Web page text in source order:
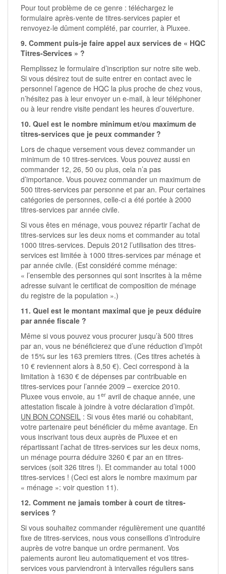
Pour tout problème de ce genre : téléchargez le
formulaire après-vente de titres-services papier et
renvoyez-le dûment complété, par courrier, à Pluxee.
9. Comment puis-je faire appel aux services de « HQC
Titres-Services » ?
Remplissez le formulaire d’inscription sur notre site web.
Si vous désirez tout de suite entrer en contact avec le
personnel l’agence de HQC la plus proche de chez vous,
n’hésitez pas à leur envoyer un e-mail, à leur téléphoner
ou à leur rendre visite pendant les heures d’ouverture.
10. Quel est le nombre minimum et/ou maximum de
titres-services que je peux commander ?
Lors de chaque versement vous devez commander un
minimum de 10 titres-services. Vous pouvez aussi en
commander 12, 26, 50 ou plus, cela n’a pas
d’importance. Vous pouvez commander un maximum de
500 titres-services par personne et par an. Pour certaines
catégories de personnes, celle-ci a été portée à 2000
titres-services par année civile.
Si vous êtes en ménage, vous pouvez répartir l’achat de
titres-services sur les deux noms et commander au total
1000 titres-services. Depuis 2012 l’utilisation des titres-
services est limitée à 1000 titres-services par ménage et
par année civile. (Est considéré comme ménage:
« l’ensemble des personnes qui sont inscrites à la même
adresse suivant le certificat de composition de ménage
du registre de la population ».)
11. Quel est le montant maximal que je peux déduire
par année fiscale ?
Même si vous pouvez vous procurer jusqu’à 500 titres
par an, vous ne bénéficierez que d’une réduction d’impôt
de 15% sur les 163 premiers titres. (Ces titres achetés à
10 € reviennent alors à 8,50 €). Ceci correspond à la
limitation à 1630 € de dépenses par contribuable en
titres-services pour l’année 2009 – exercice 2010.
Pluxee vous envoie, au 1 er avril de chaque année, une
attestation fiscale à joindre à votre déclaration d’impôt.
UN BON CONSEIL : Si vous êtes marié ou cohabitant,
votre partenaire peut bénéficier du même avantage. En
vous inscrivant tous deux auprès de Pluxee et en
répartissant l’achat de titres-services sur les deux noms,
un ménage pourra déduire 3260 € par an en titres-
services (soit 326 titres !). Et commander au total 1000
titres-services ! (Ceci est alors le nombre maximum par
« ménage »: voir question 11).
12. Comment ne jamais tomber à court de titres-
services ?
Si vous souhaitez commander régulièrement une quantité
fixe de titres-services, nous vous conseillons d’introduire
auprès de votre banque un ordre permanent. Vos
paiements auront lieu automatiquement et vos titres-
services vous parviendront à intervalles réguliers sans